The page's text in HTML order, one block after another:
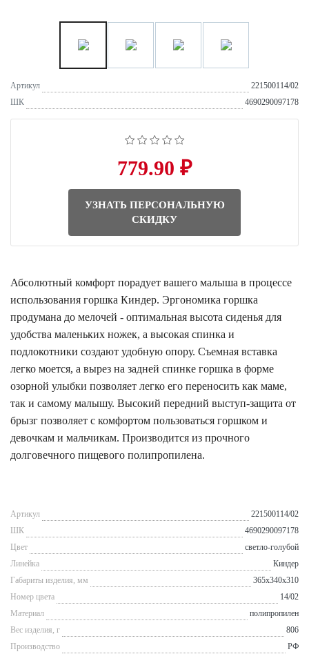
Артикул
221500114/02
ШК
4690290097178
779.90 ₽
УЗНАТЬ ПЕРСОНАЛЬНУЮ
СКИДКУ
Абсолютный комфорт порадует вашего малыша в процессе
использования горшка Киндер. Эргономика горшка
продумана до мелочей - оптимальная высота сиденья для
удобства маленьких ножек, а высокая спинка и
подлокотники создают удобную опору. Съемная вставка
легко моется, а вырез на задней спинке горшка в форме
озорной улыбки позволяет легко его переносить как маме,
так и самому малышу. Высокий передний выступ-защита от
брызг позволяет с комфортом пользоваться горшком и
девочкам и мальчикам. Производится из прочного
долговечного пищевого полипропилена.
Артикул
221500114/02
ШК
4690290097178
Цвет
светло-голубой
Линейка
Киндер
Габариты изделия, мм
365x340x310
Номер цвета
14/02
Материал
полипропилен
Вес изделия, г
806
Производство
РФ